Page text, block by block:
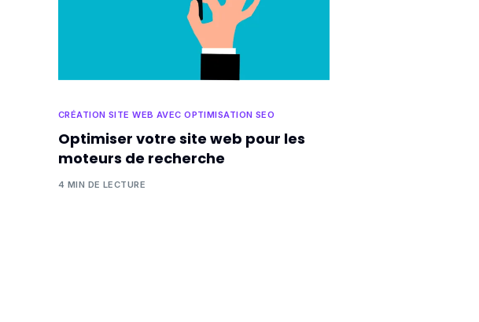
CRÉATION SITE WEB AVEC OPTIMISATION SEO
Optimiser votre site web pour les
moteurs de recherche
4 MIN DE LECTURE